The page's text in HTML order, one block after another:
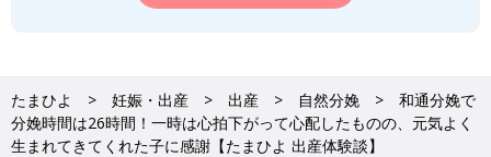
たまひよ 妊娠・出産 出産 自然分娩
和通分娩で
分娩時間は26時間！一時は心拍下がって心配したものの、元気よく
生まれてきてくれた子に感謝【たまひよ 出産体験談】